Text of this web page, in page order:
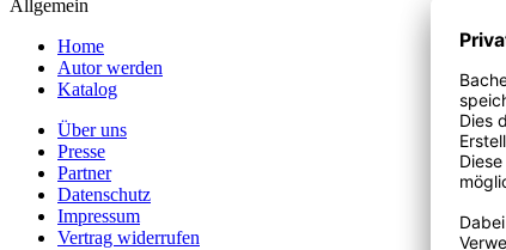
Allgemein
Home
Autor werden
Katalog
Über uns
Presse
Partner
Datenschutz
Impressum
Vertrag widerrufen